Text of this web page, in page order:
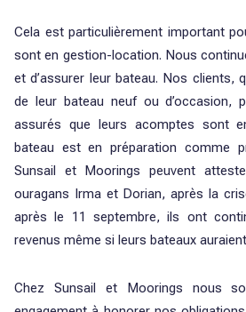
Cela est particulièrement important
sont en gestion-location. Nous
et d’assurer leur bateau. Nos clients,
de leur bateau neuf ou d’occasion,
assurés que leurs acomptes sont
bateau est en préparation comme
Sunsail et Moorings peuvent
ouragans Irma et Dorian, après la
après le 11 septembre, ils ont
revenus même si leurs bateaux
Chez Sunsail et Moorings nous